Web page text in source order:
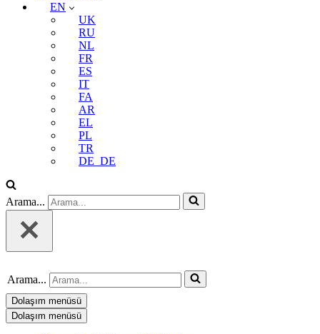
EN
UK
RU
NL
FR
ES
IT
FA
AR
EL
PL
TR
DE_DE
Arama...
Arama...
Dolaşım menüsü
Dolaşım menüsü